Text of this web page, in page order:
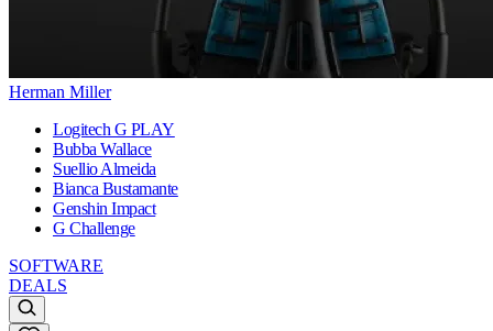
Herman Miller
Logitech G PLAY
Bubba Wallace
Suellio Almeida
Bianca Bustamante
Genshin Impact
G Challenge
SOFTWARE
DEALS